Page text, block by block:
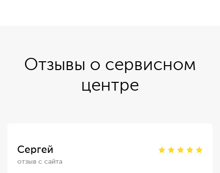
Отзывы о сервисном
центре
Сергей
отзыв с сайта